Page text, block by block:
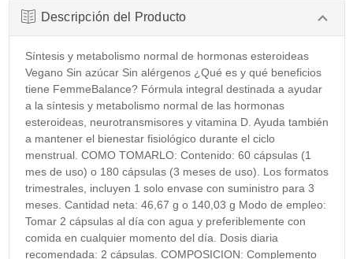
Descripción del Producto
Síntesis y metabolismo normal de hormonas esteroideas
Vegano Sin azúcar Sin alérgenos ¿Qué es y qué beneficios
tiene FemmeBalance? Fórmula integral destinada a ayudar
a la síntesis y metabolismo normal de las hormonas
esteroideas, neurotransmisores y vitamina D. Ayuda también
a mantener el bienestar fisiológico durante el ciclo
menstrual. COMO TOMARLO: Contenido: 60 cápsulas (1
mes de uso) o 180 cápsulas (3 meses de uso). Los formatos
trimestrales, incluyen 1 solo envase con suministro para 3
meses. Cantidad neta: 46,67 g o 140,03 g Modo de empleo:
Tomar 2 cápsulas al día con agua y preferiblemente con
comida en cualquier momento del día. Dosis diaria
recomendada: 2 cápsulas. COMPOSICION: Complemento